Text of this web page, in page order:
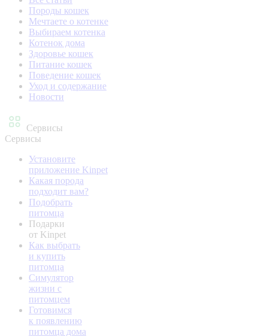
Породы кошек
Мечтаете о котенке
Выбираем котенка
Котенок дома
Здоровье кошек
Питание кошек
Поведение кошек
Уход и содержание
Новости
Сервисы
Сервисы
Установите
приложение Kinpet
Какая порода
подходит вам?
Подобрать
питомца
Подарки
от Kinpet
Как выбрать
и купить
питомца
Симулятор
жизни с
питомцем
Готовимся
к появлению
питомца дома